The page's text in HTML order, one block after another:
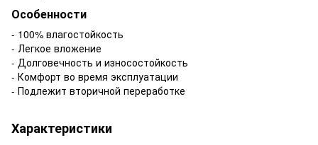
Особенности
- 100% влагостойкость
- Легкое вложение
- Долговечность и износостойкость
- Комфорт во время эксплуатации
- Подлежит вторичной переработке
Характеристики